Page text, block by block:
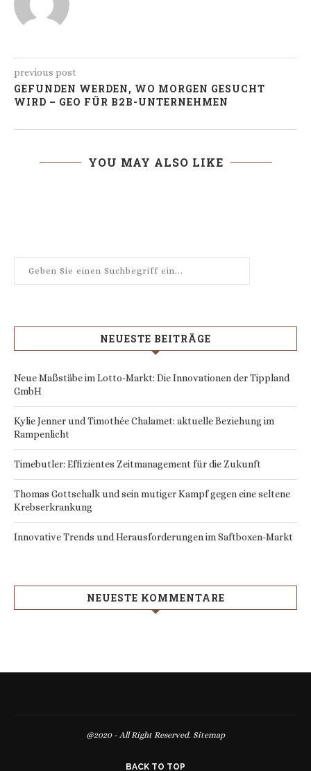
previous post
GEFUNDEN WERDEN, WO MORGEN GESUCHT
WIRD – GEO FÜR B2B-UNTERNEHMEN
YOU MAY ALSO LIKE
NEUESTE BEITRÄGE
Neue Maßstäbe im Lotto-Markt: Die Innovationen der Tippland
GmbH
Kylie Jenner und Timothée Chalamet: aktuelle Beziehung im
Rampenlicht
Timebutler: Effizientes Zeitmanagement für die Zukunft
Thomas Gottschalk und sein mutiger Kampf gegen eine seltene
Krebserkrankung
Innovative Trends und Herausforderungen im Saftboxen-Markt
NEUESTE KOMMENTARE
@2020 - All Right Reserved. Sitemap
BACK TO TOP